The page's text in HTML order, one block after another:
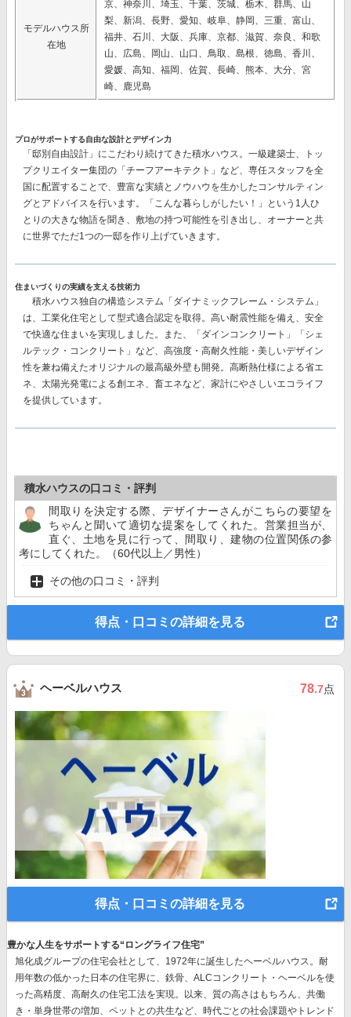
モデルハウス所
在地
京、神奈川、埼玉、千葉、茨城、栃木、群馬、山
梨、新潟、長野、愛知、岐阜、静岡、三重、富山、
福井、石川、大阪、兵庫、京都、滋賀、奈良、和歌
山、広島、岡山、山口、鳥取、島根、徳島、香川、
愛媛、高知、福岡、佐賀、長崎、熊本、大分、宮
崎、鹿児島
プロがサポートする自由な設計とデザイン力
「邸別自由設計」 にこだわり続けてきた積水ハウス。一級建築士、トッ
プクリエイター集団の 「チーフアーキテクト」 など、専任スタッフを全
国に配置することで、豊富な実績とノウハウを生かしたコンサルティン
グとアドバイスを行います。「こんな暮らしがしたい！」という1人ひ
とりの大きな物語を聞き、敷地の持つ可能性を引き出し、オーナーと共
に世界でただ1つの一邸を作り上げていきます。
住まいづくりの実績を支える技術力
積水ハウス独自の構造システム 「ダイナミックフレーム・システム」
は、工業化住宅として型式適合認定を取得。高い耐震性能を備え、安全
で快適な住まいを実現しました。また、
「ダインコンクリート」「シェ
ルテック・コンクリート」 など、高強度・高耐久性能・美しいデザイン
性を兼ね備えたオリジナルの最高級外壁も開発。高断熱仕様による省エ
ネ、太陽光発電による創エネ、畜エネなど、家計にやさしいエコライフ
を提供しています。
積水ハウスの口コミ・評判
間取りを決定する際、デザイナーさんがこちらの要望を
ちゃんと聞いて適切な提案をしてくれた。営業担当が、
直ぐ、土地を見に行って、間取り、建物の位置関係の参
考にしてくれた。（60代以上／男性）
その他の口コミ・評判
得点・口コミの詳細を見る
ヘーベルハウス 78.7点
得点・口コミの詳細を見る
豊かな人生をサポートする“ロングライフ住宅”
旭化成グループの住宅会社として、1972年に誕生したヘーベルハウス。耐
用年数の低かった日本の住宅界に、鉄骨、ALCコンクリート・ヘーベルを使
った高精度、高耐久の住宅工法を実現。以来、質の高さはもちろん、共働
き・単身世帯の増加、ペットとの共生など、時代ごとの社会課題やトレンド